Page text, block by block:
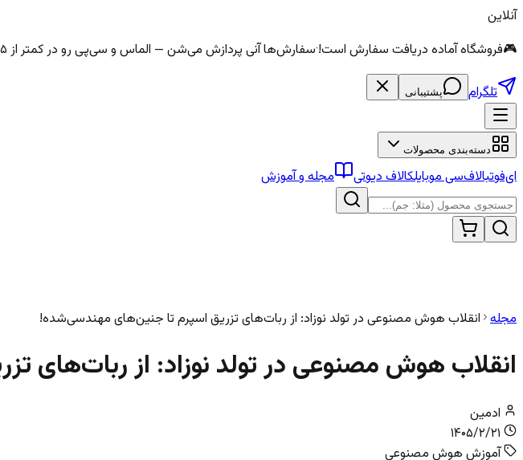
آنلاین
🎮فروشگاه آماده دریافت سفارش است!·سفارش‌ها آنی پردازش می‌شن — الماس و سی‌پی رو در کمتر از ۱۵ دقیقه تحویل بگیر!
تلگرام پشتیبانی
دسته‌بندی محصولات
ای‌فوتبالاف‌سی موبایلکالاف دیوتی مجله و آموزش
مجله انقلاب هوش مصنوعی در تولد نوزاد: از ربات‌های تزریق اسپرم تا جنین‌های مهندسی‌شده!
انقلاب هوش مصنوعی در تولد نوزاد: از ربات‌های
ادمین
۱۴۰۵/۲/۲۱
آموزش هوش مصنوعی